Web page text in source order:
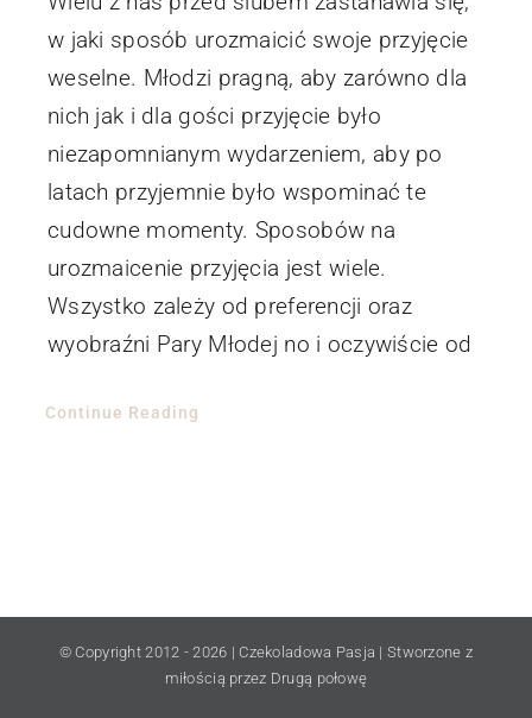
w jaki sposób urozmaicić swoje przyjęcie
weselne. Młodzi pragną, aby zarówno dla
nich jak i dla gości przyjęcie było
niezapomnianym wydarzeniem, aby po
latach przyjemnie było wspominać te
cudowne momenty. Sposobów na
urozmaicenie przyjęcia jest wiele.
Wszystko zależy od preferencji oraz
wyobraźni Pary Młodej no i oczywiście od
Continue Reading
© Copyright 2012 -2026 | Czekoladowa Pasja | Stworzone z
miłością przez Drugą połowę